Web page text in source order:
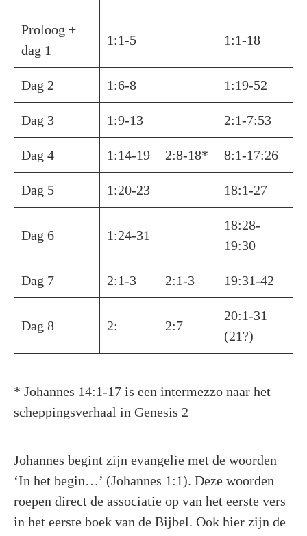
Proloog +
dag 1
1:1-5 1:1-18
Dag 2 1:6-8 1:19-52
Dag 3 1:9-13 2:1-7:53
Dag 4 1:14-19 2:8-18* 8:1-17:26
Dag 5 1:20-23 18:1-27
Dag 6 1:24-31
18:28-
19:30
Dag 7 2:1-3 2:1-3 19:31-42
Dag 8 2: 2:7
20:1-31
(21?)
* Johannes 14:1-17 is een intermezzo naar het
scheppingsverhaal in Genesis 2
Johannes begint zijn evangelie met de woorden
‘In het begin…’ (Johannes 1:1). Deze woorden
roepen direct de associatie op van het eerste vers
in het eerste boek van de Bijbel. Ook hier zijn de